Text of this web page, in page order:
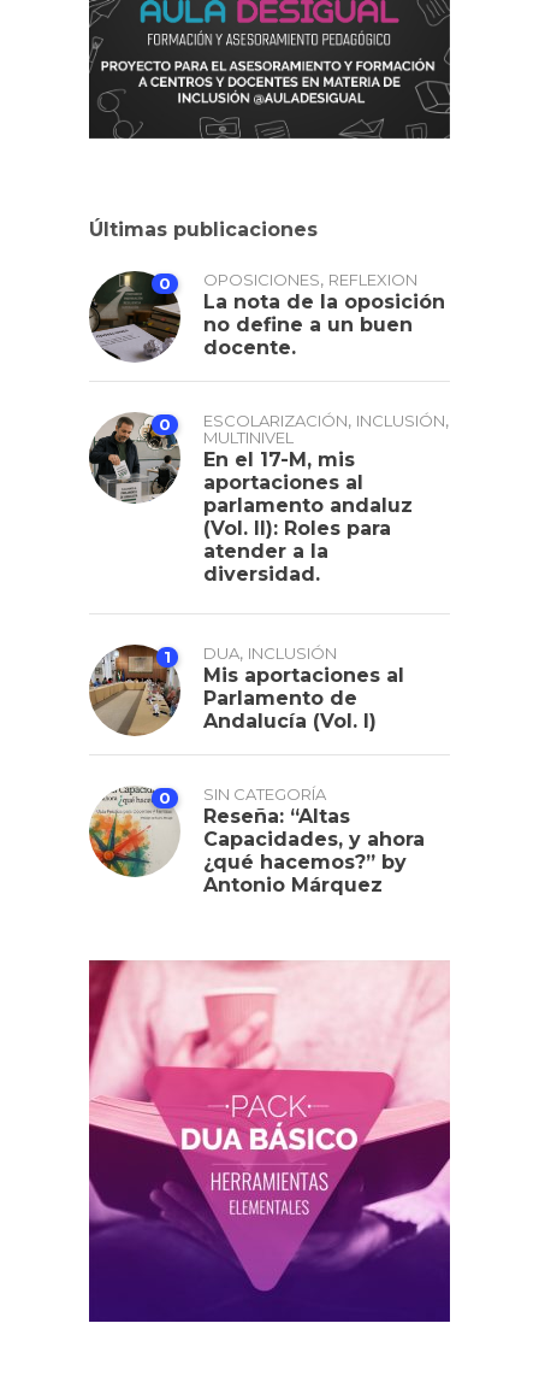
Últimas publicaciones
0 OPOSICIONES, REFLEXION
La nota de la oposición
no define a un buen
docente.
0 ESCOLARIZACIÓN, INCLUSIÓN,
MULTINIVEL
En el 17-M, mis
aportaciones al
parlamento andaluz
(Vol. II): Roles para
atender a la
diversidad.
1 DUA, INCLUSIÓN
Mis aportaciones al
Parlamento de
Andalucía (Vol. I)
0 SIN CATEGORÍA
Reseña: “Altas
Capacidades, y ahora
¿qué hacemos?” by
Antonio Márquez